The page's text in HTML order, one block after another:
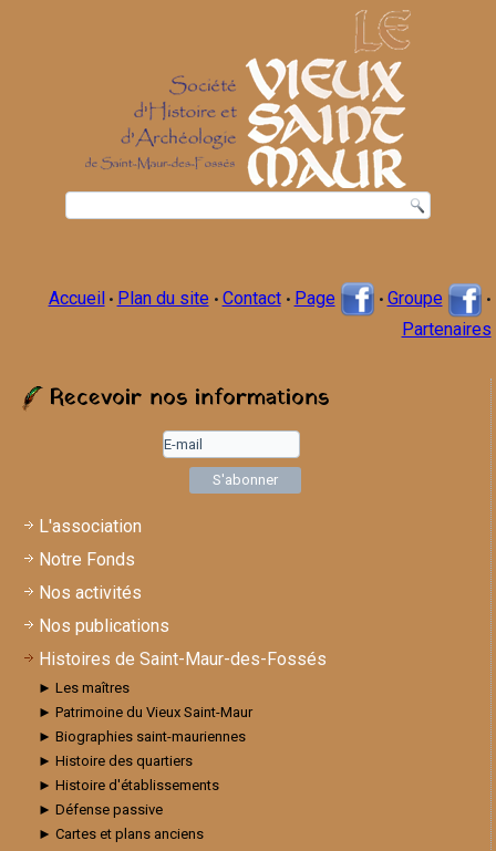
Accueil • Plan du site • Contact • Page • Groupe •
Partenaires
Recevoir nos informations
L'association
Notre Fonds
Nos activités
Nos publications
Histoires de Saint-Maur-des-Fossés
► Les maîtres
► Patrimoine du Vieux Saint-Maur
► Biographies saint-mauriennes
► Histoire des quartiers
► Histoire d'établissements
► Défense passive
► Cartes et plans anciens